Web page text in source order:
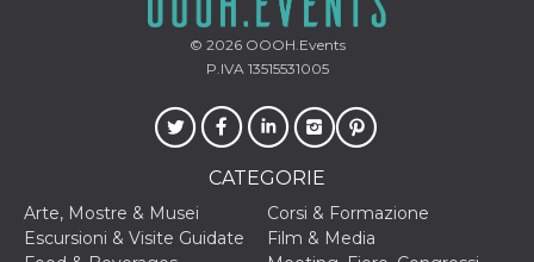
© 2026OOOH.Events
P.IVA 13515531005
CATEGORIE
Arte, Mostre & Musei
Corsi & Formazione
Escursioni & Visite Guidate
Film & Media